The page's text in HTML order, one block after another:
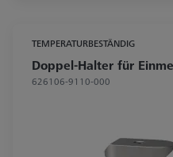
TEMPERATURBESTÄNDIG
Doppel-Halter für
626106-9110-000